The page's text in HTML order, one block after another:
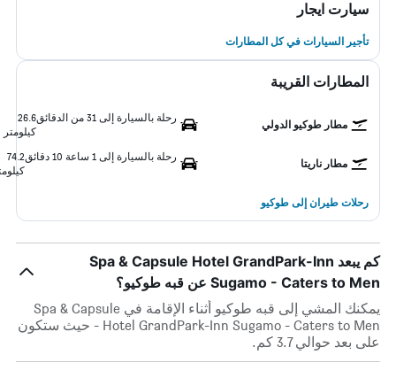
سيارت ايجار
تأجير السيارات في كل المطارات
المطارات القريبة
مطار طوكيو الدولي
رحلة بالسيارة إلى 31 من الدقائق
26.6
كيلومتر
مطار ناريتا
رحلة بالسيارة إلى 1 ساعة 10 دقائق
74.2
رحلات طيران إلى طوكيو
كم يبعد Spa & Capsule Hotel GrandPark-Inn
Sugamo - Caters to Men عن قبه طوكيو؟
يمكنك المشي إلى قبه طوكيو أثناء الإقامة في Spa & Capsule
Hotel GrandPark-Inn Sugamo - Caters to Men - حيث ستكون
على بعد حوالي 3.7 كم.